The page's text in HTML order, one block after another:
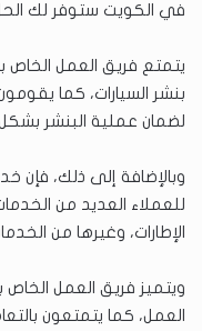
في الكويت ستوفر لك
يتمتع فريق العمل الخاص
بنشر السيارات، كما
لضمان عملية البنشر
وبالإضافة إلى ذلك، فإن
للعملاء العديد من
الإطارات، وغيرها من
ويتميز فريق العمل الخاص
العمل، كما يتمتعون